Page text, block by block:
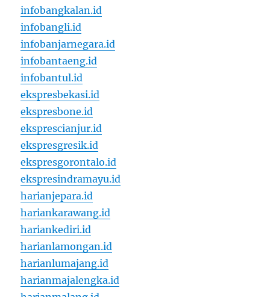
infobangkalan.id
infobangli.id
infobanjarnegara.id
infobantaeng.id
infobantul.id
ekspresbekasi.id
ekspresbone.id
eksprescianjur.id
ekspresgresik.id
ekspresgorontalo.id
ekspresindramayu.id
harianjepara.id
hariankarawang.id
hariankediri.id
harianlamongan.id
harianlumajang.id
harianmajalengka.id